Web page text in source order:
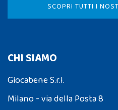
SCOPRI TUTTI I
CHI SIAMO
Giocabene S.r.l.
Milano - via della Posta 8